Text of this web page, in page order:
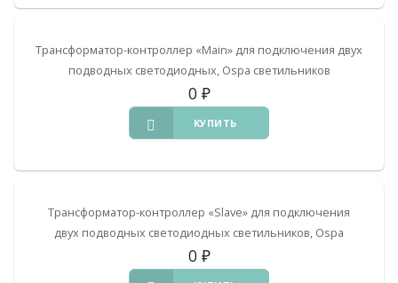
Трансформатор-контроллер «Main» для подключения двух
подводных светодиодных, Ospa светильников
0 ₽
КУПИТЬ
Трансформатор-контроллер «Slave» для подключения
двух подводных светодиодных светильников, Ospa
0 ₽